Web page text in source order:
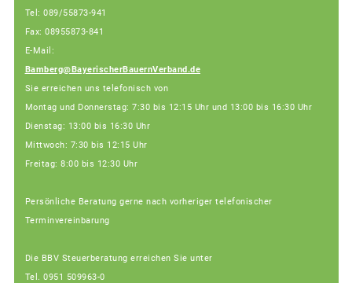
Tel: 089/55873-941
Fax: 08955873-841
E-Mail:
Bamberg@BayerischerBauernVerband.de
Sie erreichen uns telefonisch von
Montag und Donnerstag: 7:30 bis 12:15 Uhr und 13:00 bis 16:30 Uhr
Dienstag: 13:00 bis 16:30 Uhr
Mittwoch: 7:30 bis 12:15 Uhr
Freitag: 8:00 bis 12:30 Uhr
Persönliche Beratung gerne nach vorheriger telefonischer
Terminvereinbarung
Die BBV Steuerberatung erreichen Sie unter
Tel. 0951 509963-0